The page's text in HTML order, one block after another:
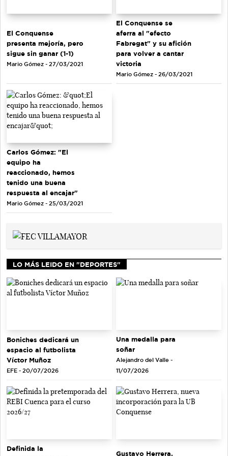
El Conquense
presenta mejoría, pero
sigue sin ganar (1-1)
Mario Gómez - 27/03/2021
El Conquense se
aferra al "efecto
Fabregat" y su afición
para volver a cantar
victoria
Mario Gómez - 26/03/2021
Carlos Gómez: "El
equipo ha
reaccionado, hemos
tenido una buena
respuesta al encajar"
Mario Gómez - 25/03/2021
LO MÁS LEIDO EN "DEPORTES"
Boniches dedicará un
espacio al futbolista
Víctor Muñoz
EFE - 20/07/2026
Una medalla para
soñar
Alejandro del Valle -
11/07/2026
Definida la
Gustavo Herrera,